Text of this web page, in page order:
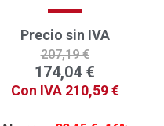
Precio sin IVA
207,19€
174,04 €
Con IVA 210,59€